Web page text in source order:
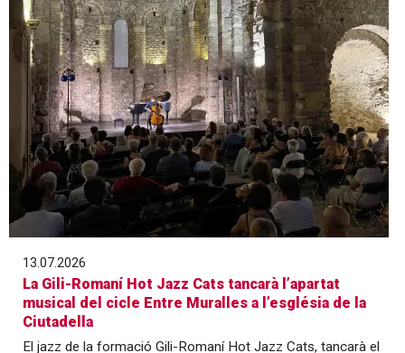
13.07.2026
La Gili-Romaní Hot Jazz Cats tancarà l’apartat
musical del cicle Entre Muralles a l’església de la
Ciutadella
El jazz de la formació Gili-Romaní Hot Jazz Cats, tancarà el